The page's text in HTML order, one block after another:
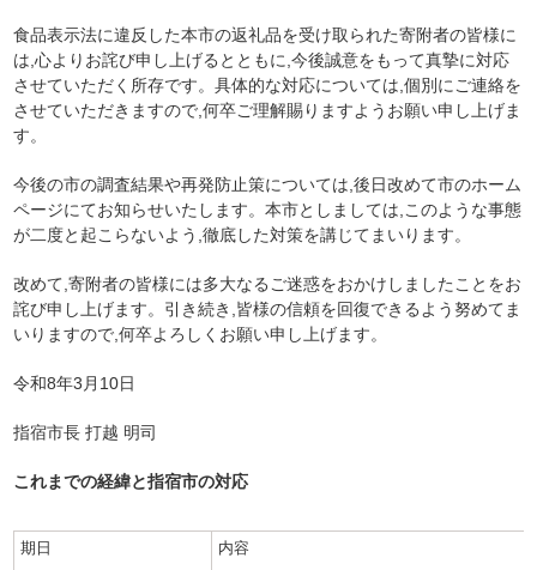
食品表示法に違反した本市の返礼品を受け取られた寄附者の皆様に
は,心よりお詫び申し上げるとともに,今後誠意をもって真摯に対応
させていただく所存です。具体的な対応については,個別にご連絡を
させていただきますので,何卒ご理解賜りますようお願い申し上げま
す。
今後の市の調査結果や再発防止策については,後日改めて市のホーム
ページにてお知らせいたします。本市としましては,このような事態
が二度と起こらないよう,徹底した対策を講じてまいります。
改めて,寄附者の皆様には多大なるご迷惑をおかけしましたことをお
詫び申し上げます。引き続き,皆様の信頼を回復できるよう努めてま
いりますので,何卒よろしくお願い申し上げます。
令和8年3月10日
指宿市長 打越 明司
これまでの経緯と指宿市の対応
期日 内容